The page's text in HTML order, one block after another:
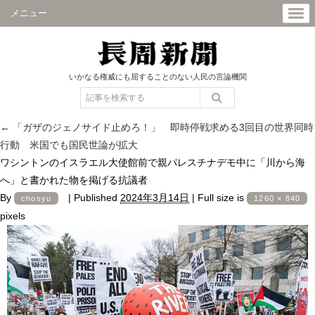
メニュー
いかなる権威にも屈することのない人民の言論機関
←
「ガザのジェノサイド止めろ！」 即時停戦求める3回目の世界同時
行動 米国でも国民世論が拡大
ワシントンのイスラエル大使館前で親パレスチナデモ中に「川から海
へ」と書かれた物を掲げる抗議者
By
chosyu | Published 2024年3月14日 | Full size is 1260 × 840
pixels